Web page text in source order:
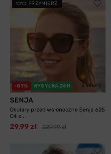
PRZYMIERZ
-87% WYSYŁKA 24H 2 kolory
SENJA
Okulary przeciwsłoneczne Senja 625
C4 z...
29,99 zł 229,99 zł